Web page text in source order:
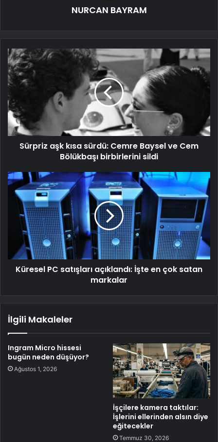
NURCAN BAYRAM
Sürpriz aşk kısa sürdü: Cemre Baysel ve Cem
Bölükbaşı birbirlerini sildi
Küresel PC satışları açıklandı: İşte en çok satan
markalar
İlgili Makaleler
Ingram Micro hissesi
bugün neden düşüyor?
Ağustos 1, 2026
İşçilere kamera taktılar:
İşlerini ellerinden alsın diye
eğitecekler
Temmuz 30, 2026